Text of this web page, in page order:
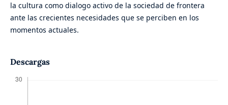
la cultura como dialogo activo de la sociedad de frontera
ante las crecientes necesidades que se perciben en los
momentos actuales.
Descargas